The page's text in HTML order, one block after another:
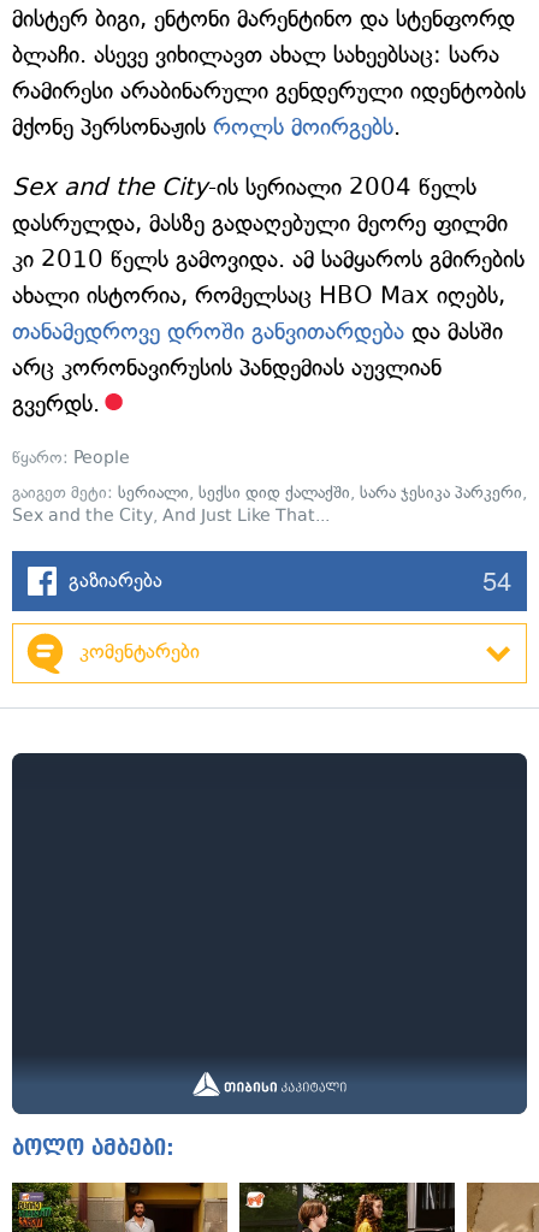
მისტერ ბიგი, ენტონი მარენტინო და სტენფორდ
ბლაჩი. ასევე ვიხილავთ ახალ სახეებსაც: სარა
რამირესი არაბინარული გენდერული იდენტობის
მქონე პერსონაჟის როლს მოირგებს.
Sex and the City-ის სერიალი 2004 წელს
დასრულდა, მასზე გადაღებული მეორე ფილმი
კი 2010 წელს გამოვიდა. ამ სამყაროს გმირების
ახალი ისტორია, რომელსაც HBO Max იღებს,
თანამედროვე დროში განვითარდება და მასში
არც კორონავირუსის პანდემიას აუვლიან
გვერდს.
წყარო: People
გაიგეთ მეტი: სერიალი, სექსი დიდ ქალაქში, სარა ჯესიკა პარკერი,
Sex and the City, And Just Like That...
გაზიარება 54
კომენტარები
ბოლო ამბები: